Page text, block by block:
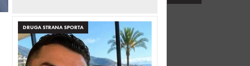
DRUGA STRANA SPORTA